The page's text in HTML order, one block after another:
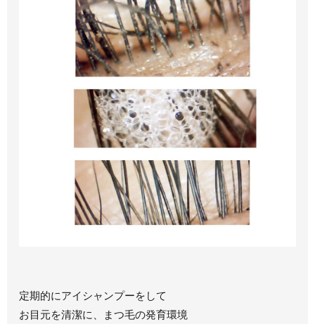
定期的にアイシャンプーをして
お目元を清潔に、まつ毛の発育環境